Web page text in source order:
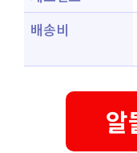
배송비
알